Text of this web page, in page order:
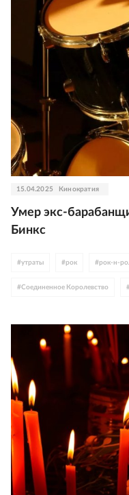
15.04.2025 Кинократия
Умер экс-
Бинкc
#утраты #рок #рок-н-
#Соединенное Королевство #